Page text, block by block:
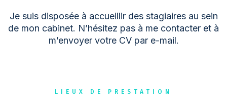
Je suis disposée à accueillir des stagiaires au sein
de mon cabinet. N’hésitez pas à me contacter et à
m’envoyer votre CV par e-mail.
LIEUX DE PRESTATION